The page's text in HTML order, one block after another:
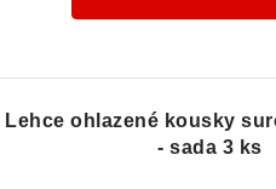
Lehce ohlazené kousky
- sada 3 ks